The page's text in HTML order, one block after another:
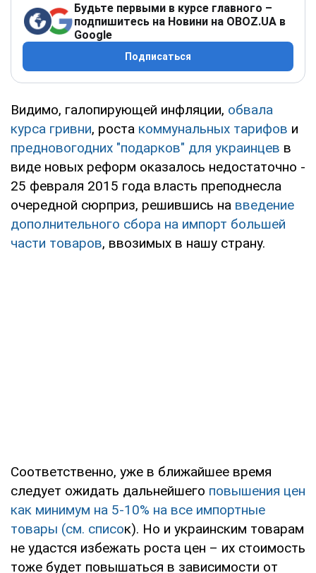
Будьте первыми в курсе главного –
подпишитесь на Новини на OBOZ.UA в
Google
Подписаться
Видимо, галопирующей инфляции, обвала
курса гривни, роста коммунальных тарифов и
предновогодних "подарков" для украинцев в
виде новых реформ оказалось недостаточно -
25 февраля 2015 года власть преподнесла
очередной сюрприз, решившись на введение
дополнительного сбора на импорт большей
части товаров, ввозимых в нашу страну.
Соответственно, уже в ближайшее время
следует ожидать дальнейшего повышения цен
как минимум на 5-10% на все импортные
товары (см. список). Но и украинским товарам
не удастся избежать роста цен – их стоимость
тоже будет повышаться в зависимости от